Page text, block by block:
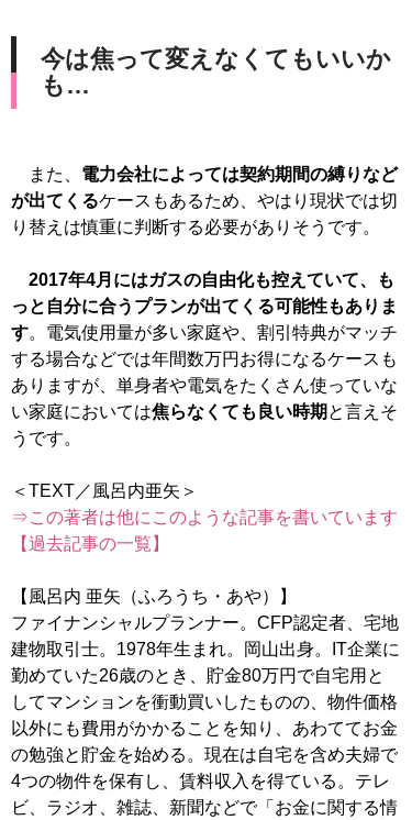
今は焦って変えなくてもいいか
も…
また、 電力会社によっては契約期間の縛りなど
が出てくるケースもあるため、やはり現状では切
り替えは慎重に判断する必要がありそうです。
2017年4月にはガスの自由化も控えていて、も
っと自分に合うプランが出てくる可能性もありま
す。電気使用量が多い家庭や、割引特典がマッチ
する場合などでは年間数万円お得になるケースも
ありますが、単身者や電気をたくさん使っていな
い家庭においては焦らなくても良い時期 と言えそ
うです。
⇒この著者は他にこのような記事を書いています
【過去記事の一覧】
【風呂内 亜矢（ふろうち・あや）】
ファイナンシャルプランナー。CFP認定者、宅地
建物取引士。1978年生まれ。岡山出身。IT企業に
勤めていた26歳のとき、貯金80万円で自宅用と
してマンションを衝動買いしたものの、物件価格
以外にも費用がかかることを知り、あわててお金
の勉強と貯金を始める。現在は自宅を含め夫婦で
4つの物件を保有し、賃料収入を得ている。テレ
ビ、ラジオ、雑誌、新聞などで「お金に関する情